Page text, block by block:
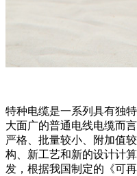
特种电缆是一系列具有独
大面广的普通电线电缆而
严格、批量较小、附加值
构、新工艺和新的设计计
发，根据我国制定的《可